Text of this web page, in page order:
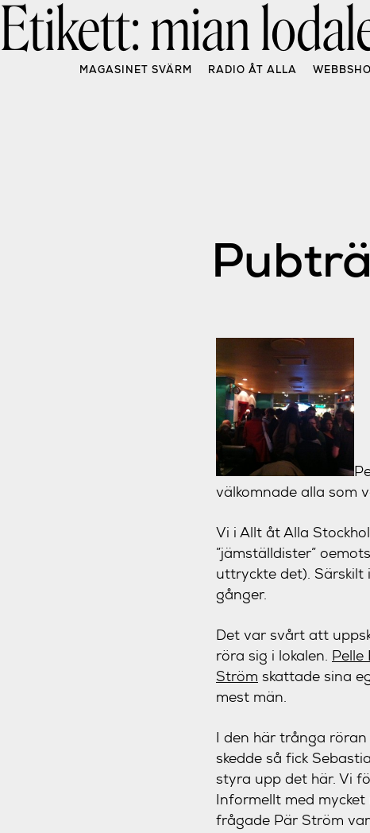
to
MAGASINET SVÄRM RADIO ÅT ALLA
Etikett:mian
välkomnade alla som
Vi i Allt åt Alla
”jämställdister”
uttryckte det). Särskilt
gånger.
Det var svårt att
röra sig i lokalen. Pelle
Ström skattade sina
mest män.
I den här trånga
skedde så fick
styra upp det här. Vi
Informellt med
frågade Pär Ström